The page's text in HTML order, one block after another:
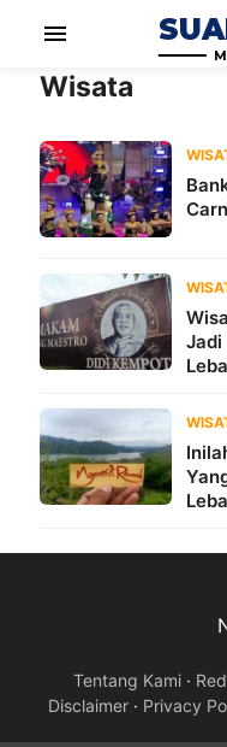
menu
Wisata
Jadi
Tentang Kami·
Disclaimer· Privacy